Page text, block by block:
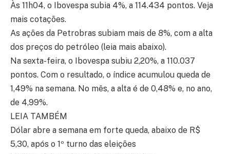
Às 11h04, o Ibovespa subia 4%, a 114.434 pontos. Veja
mais cotações.
As ações da Petrobras subiam mais de 8%, com a alta
dos preços do petróleo (leia mais abaixo).
Na sexta-feira, o Ibovespa subiu 2,20%, a 110.037
pontos. Com o resultado, o índice acumulou queda de
1,49% na semana. No mês, a alta é de 0,48% e, no ano,
de 4,99%.
LEIA TAMBÉM
Dólar abre a semana em forte queda, abaixo de R$
5,30, após o 1º turno das eleições